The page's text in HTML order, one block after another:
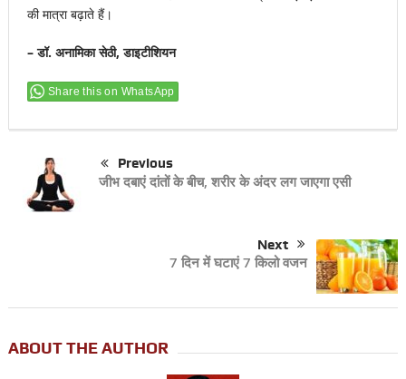
की मात्रा बढ़ाते हैं।
– डॉ. अनामिका सेठी, डाइटीशियन
Share this on WhatsApp
Previous
जीभ दबाएं दांतों के बीच, शरीर के अंदर लग जाएगा एसी
Next
7 दिन में घटाएं 7 किलो वजन
ABOUT THE AUTHOR